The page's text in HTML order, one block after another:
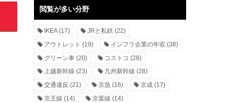
閲覧が多い分野
IKEA(17) JRと私鉄 (22)
アウトレット (19) インフラ企業の年収 (38)
グリーン車 (20) コストコ (28)
上越新幹線 (23) 九州新幹線 (28)
交通違反 (21) 京急 (16) 京成(17)
京王線 (14) 京葉線 (14)